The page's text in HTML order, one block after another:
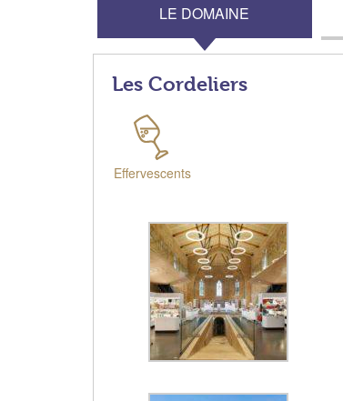
LE DOMAINE
Les Cordeliers
Effervescents